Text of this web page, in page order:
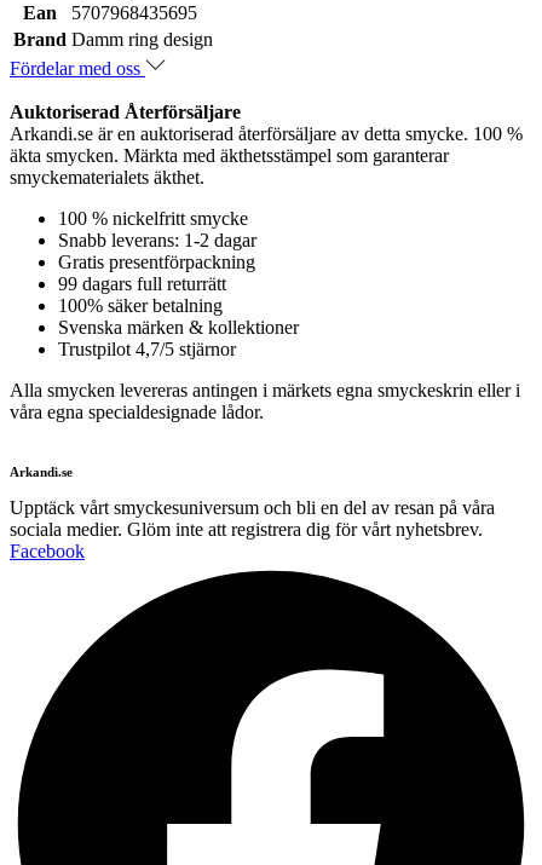
Ean
5707968435695
Brand Damm ring design
Fördelar med oss
Auktoriserad Återförsäljare
Arkandi.se är en auktoriserad återförsäljare av detta smycke. 100 %
äkta smycken. Märkta med äkthetsstämpel som garanterar
smyckematerialets äkthet.
100 % nickelfritt smycke
Snabb leverans: 1-2 dagar
Gratis presentförpackning
99 dagars full returrätt
100% säker betalning
Svenska märken & kollektioner
Trustpilot 4,7/5 stjärnor
Alla smycken levereras antingen i märkets egna smyckeskrin eller i
våra egna specialdesignade lådor.
Arkandi.se
Upptäck vårt smyckesuniversum och bli en del av resan på våra
sociala medier. Glöm inte att registrera dig för vårt nyhetsbrev.
Facebook